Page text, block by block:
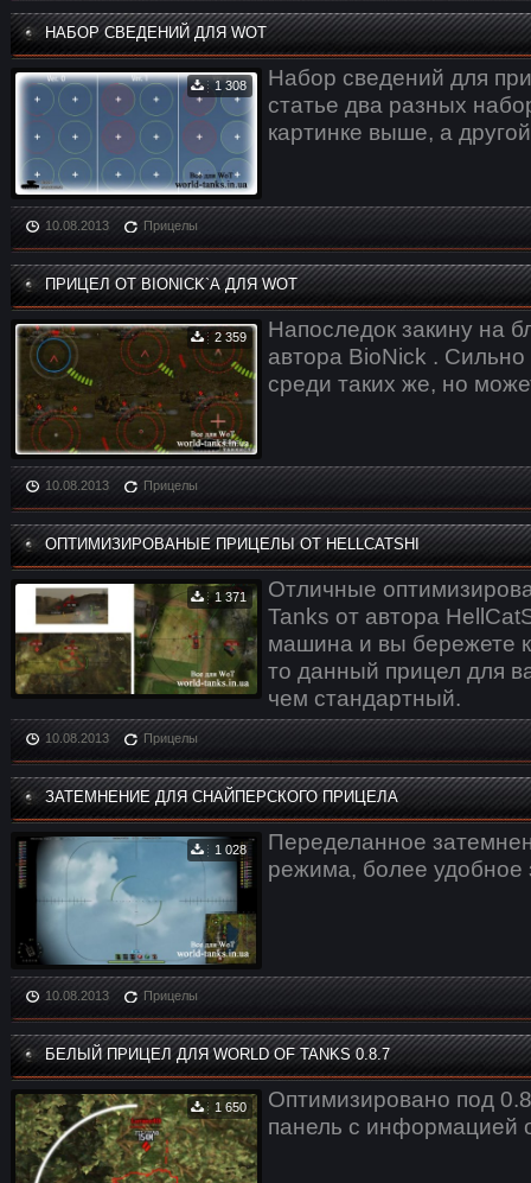
НАБОР СВЕДЕНИЙ ДЛЯ WOT
1 308
Набор сведений для
статье два разных
картинке выше, а
10.08.2013 Прицелы
ПРИЦЕЛ ОТ BIONICK`А ДЛЯ WOT
2 359
Напоследок закину на
автора BioNick . Сильно
среди таких же, но
10.08.2013 Прицелы
ОПТИМИЗИРОВАНЫЕ ПРИЦЕЛЫ ОТ HELLCATSHI
1 371
Отличные
Tanks от автора
машина и вы бережете
то данный прицел для
чем стандартный.
10.08.2013 Прицелы
ЗАТЕМНЕНИЕ ДЛЯ СНАЙПЕРСКОГО ПРИЦЕЛА
1 028
Переделанное
режима, более удобное
10.08.2013 Прицелы
БЕЛЫЙ ПРИЦЕЛ ДЛЯ WORLD OF TANKS 0.8.7
1 650
Оптимизировано под
панель с информацией